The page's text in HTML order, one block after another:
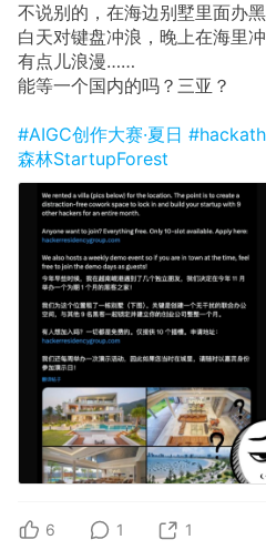
不说别的，在海边别墅里面办
白天对键盘冲浪，晚上在海里
有点儿浪漫……
能等一个国内的吗？三亚？
#AIGC创作大赛·夏日
森林StartupForest
6 1 1